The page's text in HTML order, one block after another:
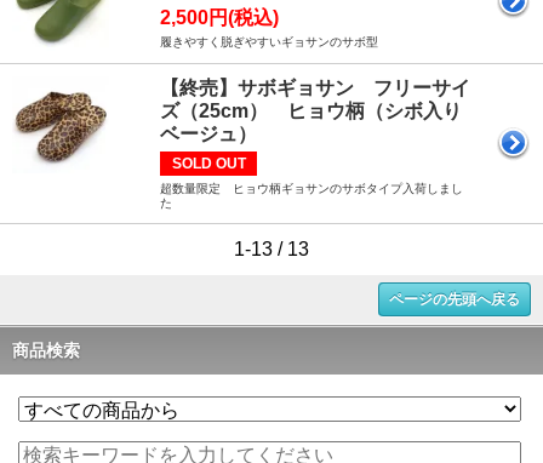
2,500円(税込)
履きやすく脱ぎやすいギョサンのサボ型
【終売】サボギョサン フリーサイ
ズ（25cm） ヒョウ柄（シボ入り
ベージュ）
SOLD OUT
超数量限定 ヒョウ柄ギョサンのサボタイプ入荷しまし
た
1-13 / 13
ページの先頭へ戻る
商品検索